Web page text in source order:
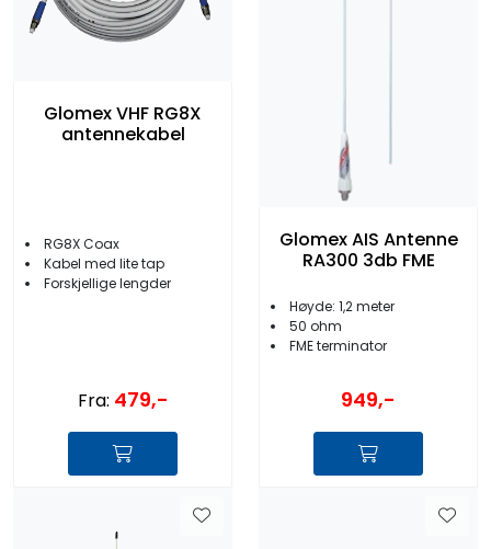
Glomex VHF RG8X
antennekabel
RG8X Coax
Kabel med lite tap
Forskjellige lengder
Fra: 479,-
Glomex AIS Antenne
RA300 3db FME
Høyde: 1,2 meter
50 ohm
FME terminator
949,-